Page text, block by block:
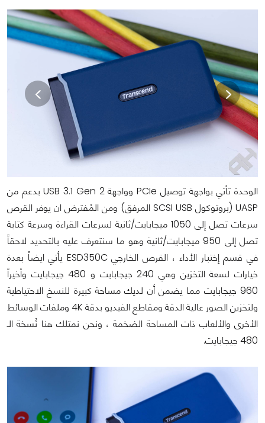
الوحدة تأتي بواجهة توصيل PCIe وواجهة USB 3.1 Gen 2 بدعم من
UASP (بروتوكول SCSI USB المرفق) ومن المُفترض ان يوفر القرص
سرعات تصل إلى 1050 ميجابايت/ثانية لسرعات القراءة وسرعة كتابة
تصل إلى 950 ميجابايت/ثانية وهو ما سنتعرف عليه بالتحديد لاحقاً
في قسم إختبار الأداء ، القرص الخارجي ESD350C يأتي ايضاً بعدة
خيارات لسعة التخزين وهي 240 جيجابايت و 480 جيجابايت وأخيراً
960 جيجابايت مما يضمن أن لديك مساحة كبيرة للنسخ الاحتياطية
ولتخزين الصور عالية الدقة ومقاطع الفيديو بدقة 4K وملفات الوسائط
الأخرى والألعاب ذات المساحة الضخمة ، ونحن نمتلك هنا نُسخة الـ
480 جيجابايت.